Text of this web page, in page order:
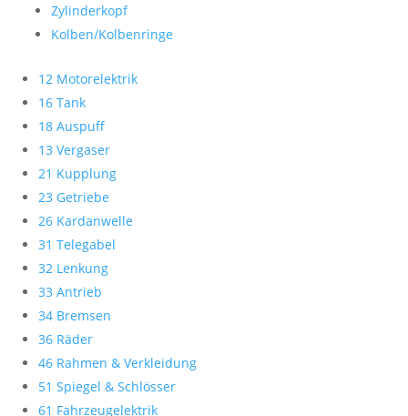
Zylinderkopf
Kolben/Kolbenringe
12 Motorelektrik
16 Tank
18 Auspuff
13 Vergaser
21 Kupplung
23 Getriebe
26 Kardanwelle
31 Telegabel
32 Lenkung
33 Antrieb
34 Bremsen
36 Räder
46 Rahmen & Verkleidung
51 Spiegel & Schlösser
61 Fahrzeugelektrik